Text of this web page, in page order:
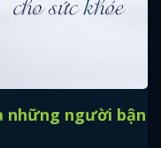
những người bận